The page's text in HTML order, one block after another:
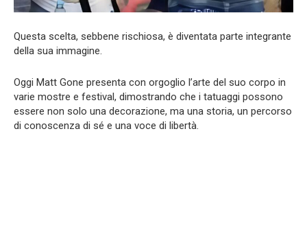
Questa scelta, sebbene rischiosa, è diventata parte integrante
della sua immagine.
Oggi Matt Gone presenta con orgoglio l’arte del suo corpo in
varie mostre e festival, dimostrando che i tatuaggi possono
essere non solo una decorazione, ma una storia, un percorso
di conoscenza di sé e una voce di libertà.